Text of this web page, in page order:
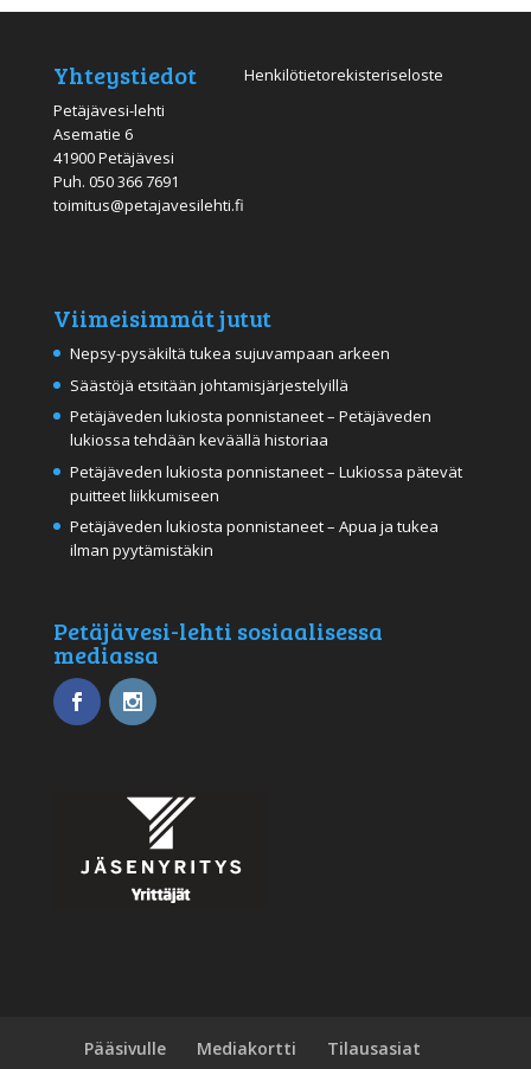
Yhteystiedot
Petäjävesi-lehti
Asematie 6
41900 Petäjävesi
Puh. 050 366 7691
toimitus@petajavesilehti.fi
Henkilötietorekisteriseloste
Viimeisimmät jutut
Nepsy-pysäkiltä tukea sujuvampaan arkeen
Säästöjä etsitään johtamisjärjestelyillä
Petäjäveden lukiosta ponnistaneet – Petäjäveden
lukiossa tehdään keväällä historiaa
Petäjäveden lukiosta ponnistaneet – Lukiossa pätevät
puitteet liikkumiseen
Petäjäveden lukiosta ponnistaneet – Apua ja tukea
ilman pyytämistäkin
Petäjävesi-lehti sosiaalisessa
mediassa
Pääsivulle Mediakortti
Tilausasiat